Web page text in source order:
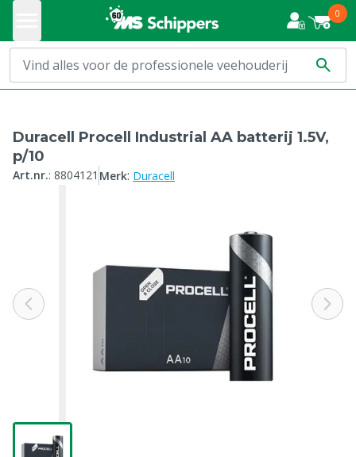
0
Duracell Procell Industrial AA batterij 1.5V,
p/10
Art.nr.: 8804121 Merk: Duracell